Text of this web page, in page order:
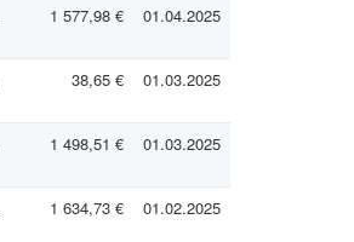
1 577,98 € 01.04.2025
38,65 € 01.03.2025
1 498,51 € 01.03.2025
1 634,73 € 01.02.2025